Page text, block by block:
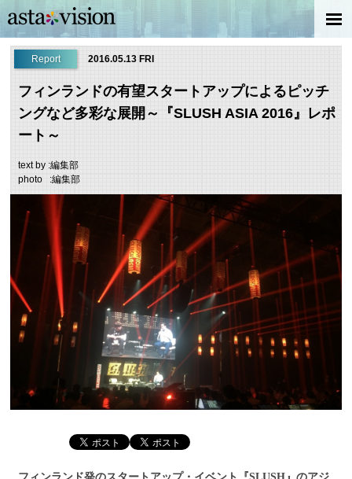
Report 2016.05.13 FRI
フィンランドの有望スタートアップによるピッチ
ングなど多彩な展開～『SLUSH ASIA 2016』レポ
ート～
text by :編集部
photo :編集部